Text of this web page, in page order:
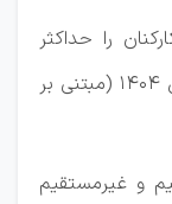
را حداکثر
معادل پیش‌بینی عملکرد سرانه اعتبار سال 1404 (مبتنی بر
و غیرمستقیم